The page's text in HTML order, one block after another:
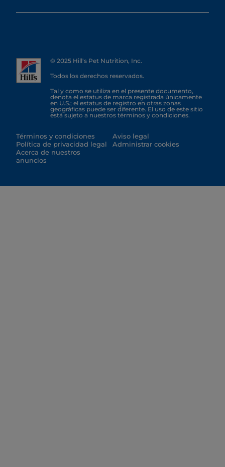
© 2025 Hill's Pet Nutrition, Inc.
Todos los derechos reservados.
Tal y como se utiliza en el presente documento,
denota el estatus de marca registrada únicamente
en U.S.; el estatus de registro en otras zonas
geográficas puede ser diferente. El uso de este sitio
está sujeto a nuestros términos y condiciones.
Términos y condiciones
Política de privacidad legal
Acerca de nuestros
anuncios
Aviso legal
Administrar cookies